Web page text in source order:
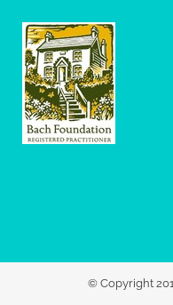
© Copyright